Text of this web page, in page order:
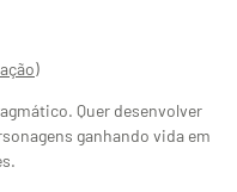
Quer desenvolver
ganhando vida em